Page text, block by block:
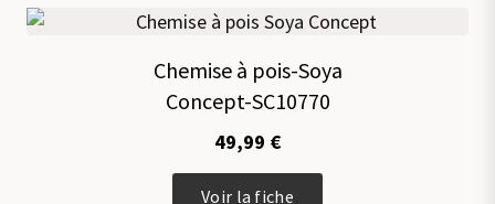
du
plusieurs
Les
options
choisies
Chemise à pois-Soya
Concept-SC10770
49,99 €
Voir la fiche